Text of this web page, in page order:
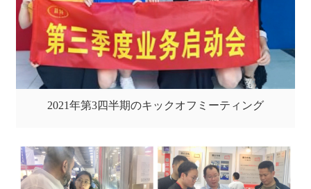
2021年第3四半期のキックオフミーティング